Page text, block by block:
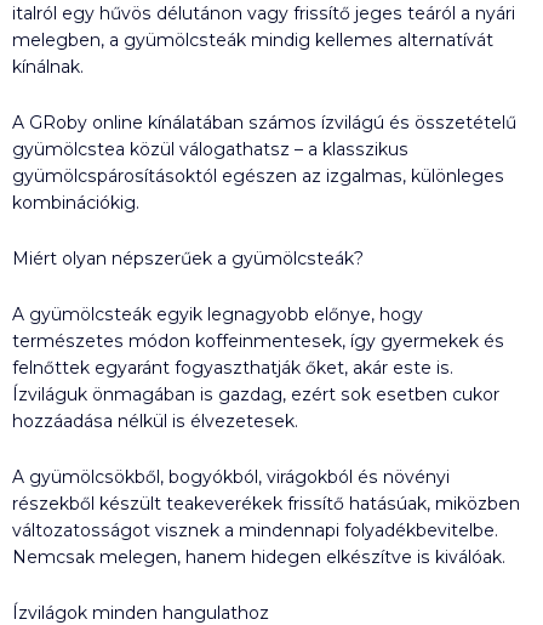
italról egy hűvös délutánon vagy frissítő jeges teáról a nyári
melegben, a gyümölcsteák mindig kellemes alternatívát
kínálnak.
A GRoby online kínálatában számos ízvilágú és összetételű
gyümölcstea közül válogathatsz – a klasszikus
gyümölcspárosításoktól egészen az izgalmas, különleges
kombinációkig.
Miért olyan népszerűek a gyümölcsteák?
A gyümölcsteák egyik legnagyobb előnye, hogy
természetes módon koffeinmentesek, így gyermekek és
felnőttek egyaránt fogyaszthatják őket, akár este is.
Ízviláguk önmagában is gazdag, ezért sok esetben cukor
hozzáadása nélkül is élvezetesek.
A gyümölcsökből, bogyókból, virágokból és növényi
részekből készült teakeverékek frissítő hatásúak, miközben
változatosságot visznek a mindennapi folyadékbevitelbe.
Nemcsak melegen, hanem hidegen elkészítve is kiválóak.
Ízvilágok minden hangulathoz